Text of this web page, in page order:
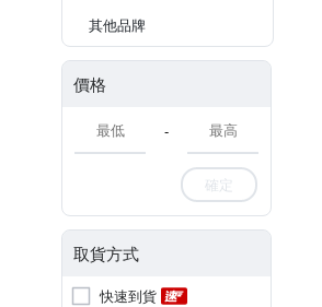
其他品牌
價格
-
確定
取貨方式
快速到貨